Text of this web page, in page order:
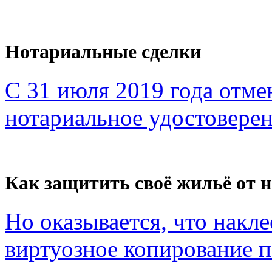
Нотариальные сделки
С 31 июля 2019 года
нотариальное
Как защитить своё жильё от
Но оказывается, что
виртуозное копирование